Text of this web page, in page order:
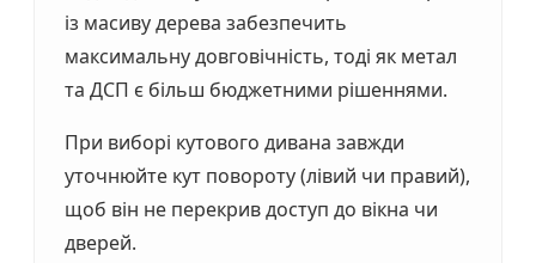
із масиву дерева забезпечить
максимальну довговічність, тоді як метал
та ДСП є більш бюджетними рішеннями.
При виборі кутового дивана завжди
уточнюйте кут повороту (лівий чи правий),
щоб він не перекрив доступ до вікна чи
дверей.